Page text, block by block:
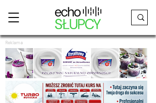
Reklama